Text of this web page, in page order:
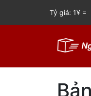
Tỷ giá: 1¥ =